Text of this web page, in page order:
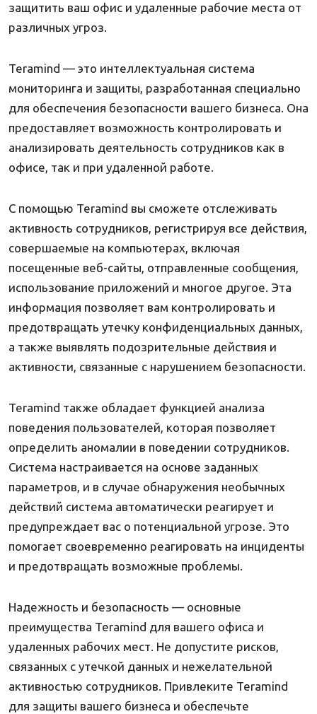
защитить ваш офис и удаленные рабочие места от
различных угроз.
Teramind — это интеллектуальная система
мониторинга и защиты, разработанная специально
для обеспечения безопасности вашего бизнеса. Она
предоставляет возможность контролировать и
анализировать деятельность сотрудников как в
офисе, так и при удаленной работе.
С помощью Teramind вы сможете отслеживать
активность сотрудников, регистрируя все действия,
совершаемые на компьютерах, включая
посещенные веб-сайты, отправленные сообщения,
использование приложений и многое другое. Эта
информация позволяет вам контролировать и
предотвращать утечку конфиденциальных данных,
а также выявлять подозрительные действия и
активности, связанные с нарушением безопасности.
Teramind также обладает функцией анализа
поведения пользователей, которая позволяет
определить аномалии в поведении сотрудников.
Система настраивается на основе заданных
параметров, и в случае обнаружения необычных
действий система автоматически реагирует и
предупреждает вас о потенциальной угрозе. Это
помогает своевременно реагировать на инциденты
и предотвращать возможные проблемы.
Надежность и безопасность — основные
преимущества Teramind для вашего офиса и
удаленных рабочих мест. Не допустите рисков,
связанных с утечкой данных и нежелательной
активностью сотрудников. Привлеките Teramind
для защиты вашего бизнеса и обеспечьте